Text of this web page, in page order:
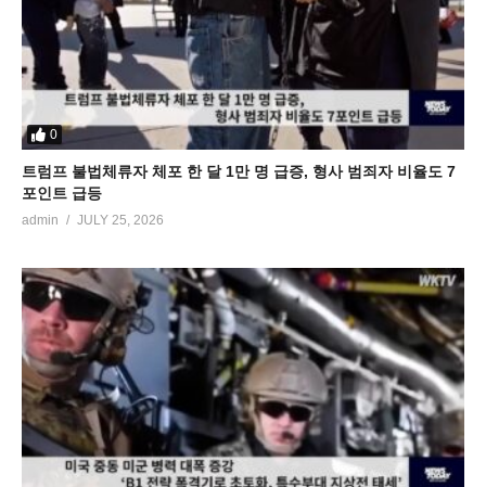
0
트럼프 불법체류자 체포 한 달 1만 명 급증, 형사 범죄자 비율도 7
포인트 급등
admin JULY 25, 2026